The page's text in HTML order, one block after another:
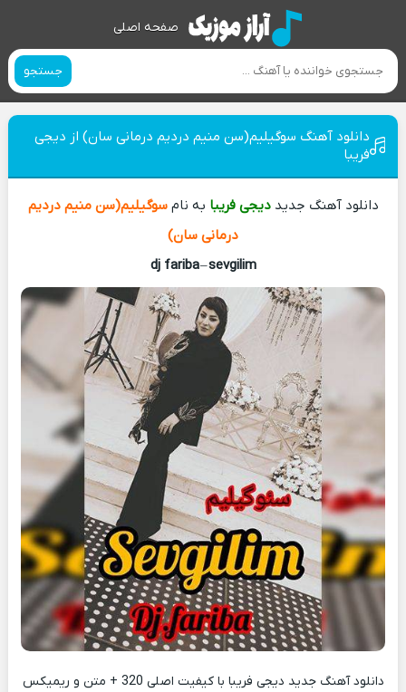
صفحه اصلی
جستجو
دانلود آهنگ سوگیلیم(سن منیم دردیم درمانی سان) از دیجی
فریبا
دانلود آهنگ جدیددیجی فریبا به نامسوگیلیم(سن منیم دردیم
درمانی سان)
dj fariba–sevgilim
دانلود آهنگ جدید دیجی فریبا با کیفیت اصلی 320 + متن و ریمیکس